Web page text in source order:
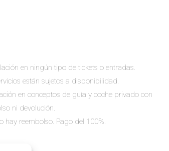
en ningún tipo de tickets o entradas.
están sujetos a disponibilidad.
en conceptos de guía y coche privado con
ni devolución.
hay reembolso. Pago del 100%.